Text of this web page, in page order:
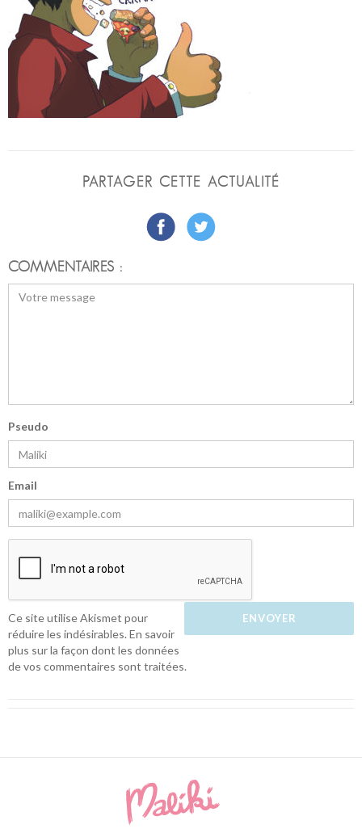
PARTAGER CETTE ACTUALITÉ
COMMENTAIRES :
Pseudo
Email
Ce site utilise Akismet pour
réduire les indésirables.En savoir
plus sur la façon dont les données
de vos commentaires sont traitées.